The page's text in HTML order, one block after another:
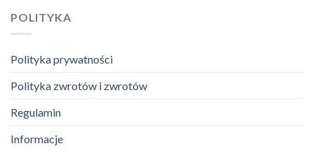
POLITYKA
Polityka prywatności
Polityka zwrotów i zwrotów
Regulamin
Informacje